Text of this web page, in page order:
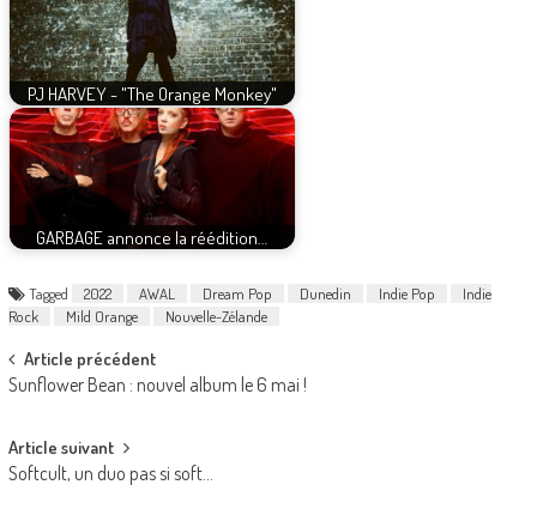
PJ HARVEY - "The Orange Monkey"
GARBAGE annonce la réédition…
Tagged 2022 AWAL Dream Pop Dunedin Indie Pop
Indie
Rock
Mild Orange Nouvelle-Zélande
Post
navigation
Article précédent
Sunflower Bean : nouvel album le 6 mai !
Article suivant
Softcult, un duo pas si soft…